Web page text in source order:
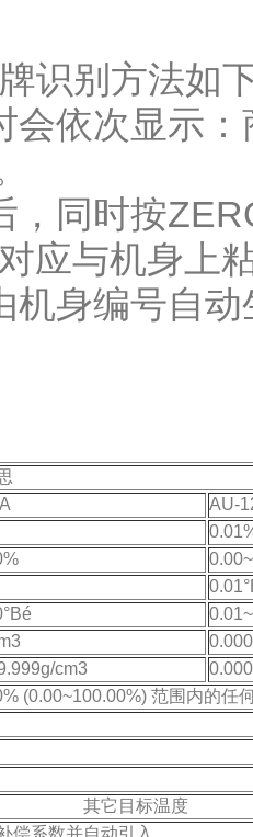
识别方法如
会依次显示
，同时按
应与机身上
机身编号自
AU-
cm3
(0.00~100.00%) 范围内的任
目标温度
偿系数并自动引入